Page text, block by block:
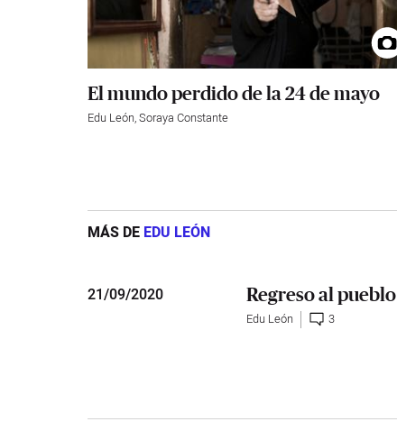
El mundo perdido de la 24 de mayo
Edu León,Soraya Constante
MÁS DE EDU LEÓN
21/09/2020 Regreso al pueblo
Edu León 3